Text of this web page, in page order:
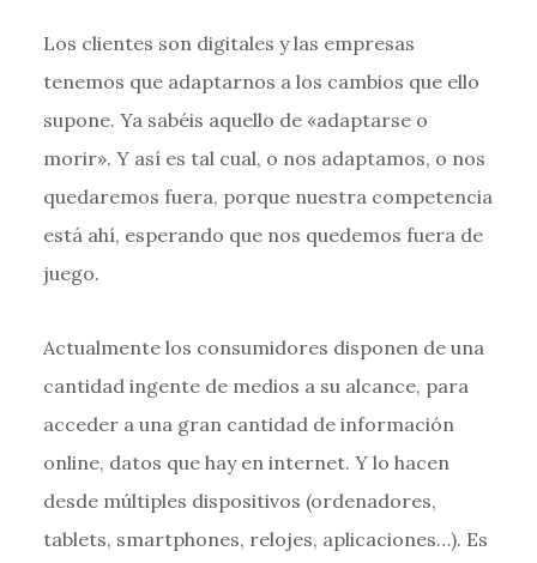
Los clientes son digitales y las empresas
tenemos que adaptarnos a los cambios que ello
supone. Ya sabéis aquello de «adaptarse o
morir». Y así es tal cual, o nos adaptamos, o nos
quedaremos fuera, porque nuestra competencia
está ahí, esperando que nos quedemos fuera de
juego.
Actualmente los consumidores disponen de una
cantidad ingente de medios a su alcance, para
acceder a una gran cantidad de información
online, datos que hay en internet. Y lo hacen
desde múltiples dispositivos (ordenadores,
tablets, smartphones, relojes, aplicaciones…). Es